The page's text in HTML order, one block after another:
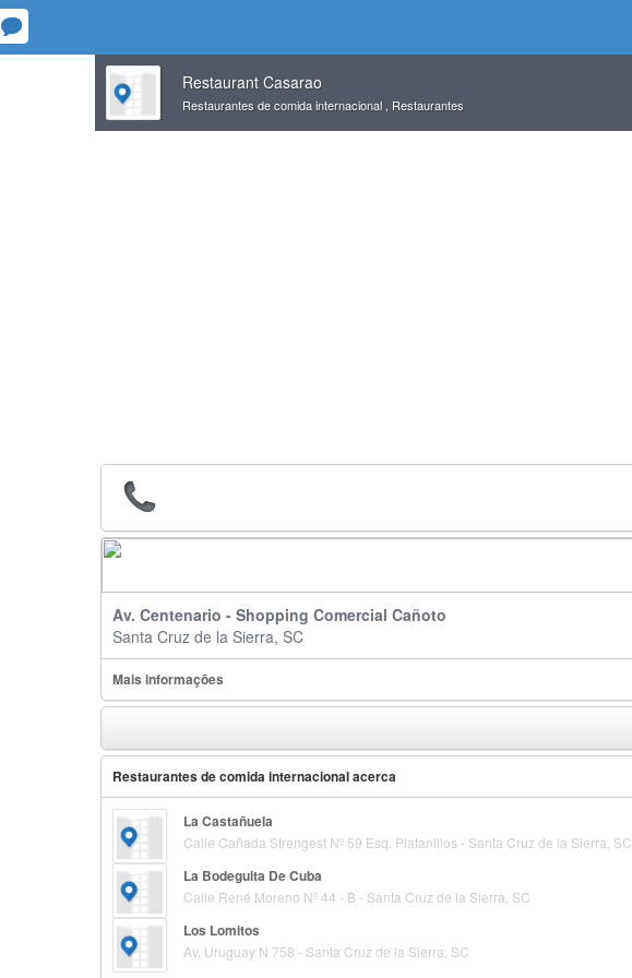
Restaurant Casarao
Restaurantes de comida internacional Restaurantes
Av. Centenario - Shopping Comercial Cañoto
Santa Cruz de la Sierra, SC
Mais informações
Restaurantes de comida internacional acerca
La Castañuela
Calle Cañada Strengest Nº 59 Esq. Platanillos - Santa Cruz de la Sierra, SC
La Bodeguita De Cuba
Calle René Moreno Nº 44 - B - Santa Cruz de la Sierra, SC
Los Lomitos
Av. Uruguay N 758 - Santa Cruz de la Sierra, SC